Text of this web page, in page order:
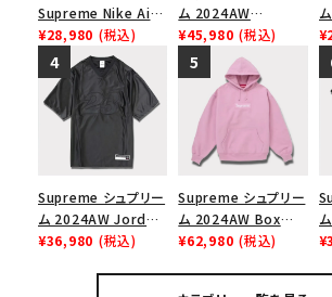
Supreme Nike Air
Force 1 Low シュプ
リーム ナイキエアフォ
ース１スニーカー シ
ューズ ホワイト
¥28,980 (税込)
ム 2024AW
Leather Shoulder
Bag レザーショルダ
ーバッグ ブラック 黒
¥45,980 (税込)
Supreme シュプリー
ム 2024AW Jordan
Warm Up Jersey ジ
¥36,980 (税込)
Supreme シュプリー
ム 2024AW Box
Logo Hooded
¥62,980 (税込)